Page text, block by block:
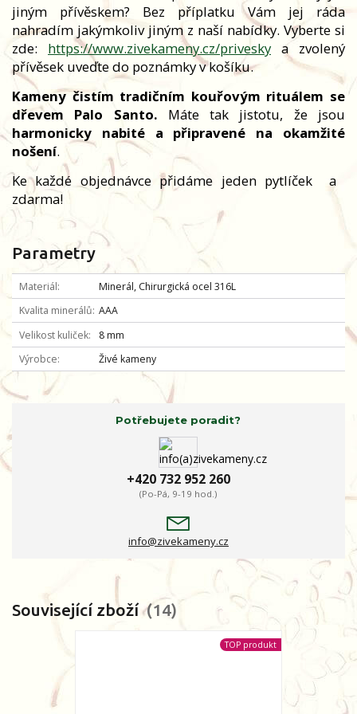
jiným přívěskem? Bez příplatku Vám jej ráda
nahradím jakýmkoliv jiným z naší nabídky. Vyberte si
zde: https://www.zivekameny.cz/priveskya zvolený
přívěsek uveďte do poznámky v košíku.
Kameny čistím tradičním kouřovým rituálem se
dřevem Palo Santo. Máte tak jistotu, že jsou
harmonicky nabité a připravené na okamžité
nošení.
Ke každé objednávce přidáme jeden pytlíček
a
zdarma!
Parametry
Materiál
Minerál, Chirurgická ocel 316L
Kvalita minerálů AAA
Velikost kuliček
8 mm
Výrobce
Živé kameny
Potřebujete poradit?
+420 732 952 260
(Po-Pá, 9-19 hod.)
info@zivekameny.cz
Související zboží 14
TOP produkt